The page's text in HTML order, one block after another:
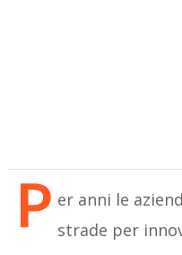
P er anni le
strade per